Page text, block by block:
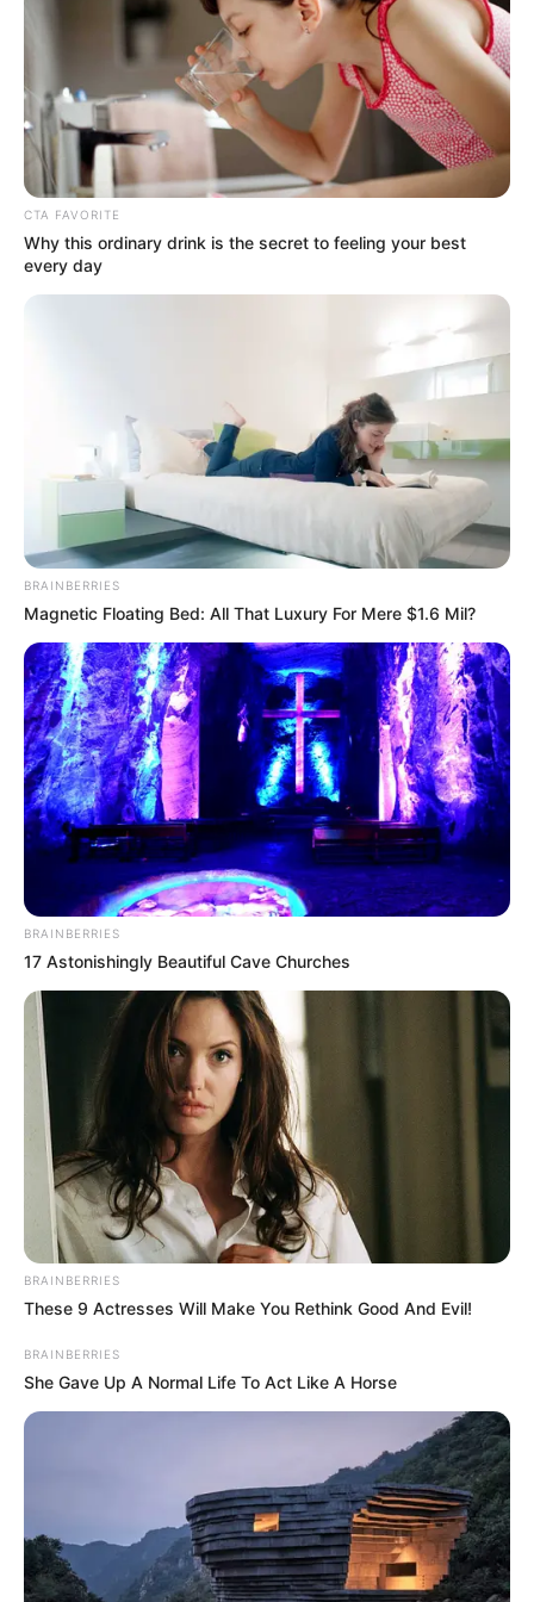
ΑΚΟΛΟΥΘΉΣΤΕ
ΣΠΑΜΕ ΤΟ ΜΑΤΡΙΞ – ΤΟ ΒΙΒΛΙΟ
CTA FAVORITE
Why this ordinary drink is the secret to feeling your best
every day
BRAINBERRIES
Magnetic Floating Bed: All That Luxury For Mere $1.6 Mil?
BRAINBERRIES
17 Astonishingly Beautiful Cave Churches
BRAINBERRIES
These 9 Actresses Will Make You Rethink Good And Evil!
BRAINBERRIES
She Gave Up A Normal Life To Act Like A Horse